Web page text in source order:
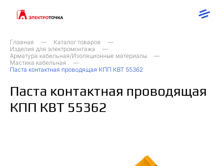
Главная
Каталог товаров
Изделия для электромонтажа
Арматура кабельная/Изоляционные материалы
Мастика кабельная
Паста контактная проводящая КПП КВТ 55362
Паста контактная проводящая
КПП КВТ 55362